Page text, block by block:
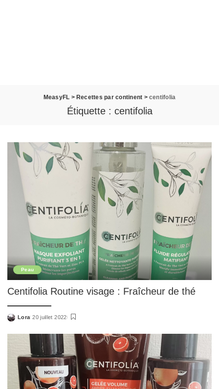
MeasyFL > Recettes par continent >centifolia
Étiquette : centifolia
Peau
Centifolia Routine visage : Fraîcheur de thé
Posted
Lora 20 juillet 2022